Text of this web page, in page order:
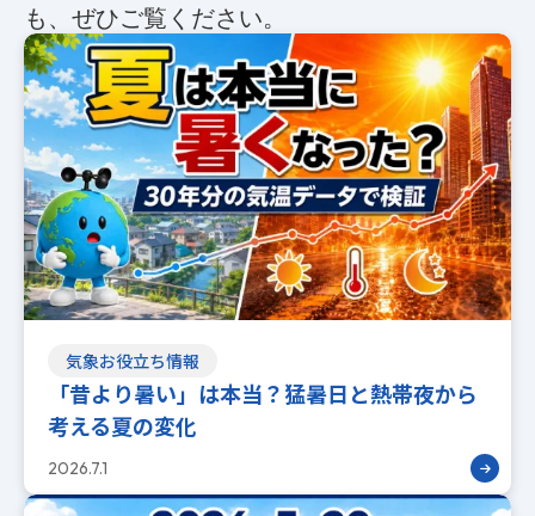
も、ぜひご覧ください。
気象お役立ち情報
「昔より暑い」は本当？猛暑日と熱帯夜から
考える夏の変化
2026.7.1